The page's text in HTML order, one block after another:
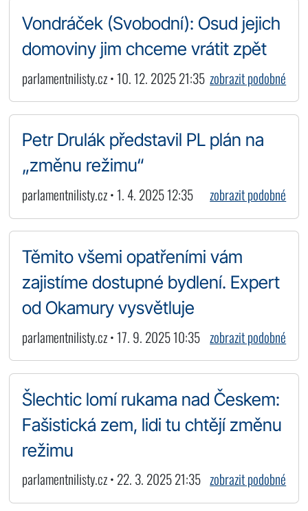
Vondráček (Svobodní): Osud jejich
domoviny jim chceme vrátit zpět
parlamentnilisty.cz • 10. 12. 2025 21:35 zobrazit podobné
Petr Drulák představil PL plán na
„změnu režimu“
parlamentnilisty.cz • 1. 4. 2025 12:35 zobrazit podobné
Těmito všemi opatřeními vám
zajistíme dostupné bydlení. Expert
od Okamury vysvětluje
parlamentnilisty.cz • 17. 9. 2025 10:35 zobrazit podobné
Šlechtic lomí rukama nad Českem:
Fašistická zem, lidi tu chtějí změnu
režimu
parlamentnilisty.cz • 22. 3. 2025 21:35 zobrazit podobné